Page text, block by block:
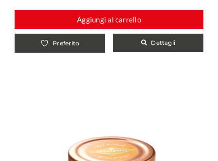
Aggiungi al carrello
Preferito Dettagli